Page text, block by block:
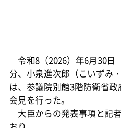
令和8（2026）年6月30日
分、小泉進次郎（こいずみ
は、参議院別館3階防衛省
会見を行った。
大臣からの発表事項と記